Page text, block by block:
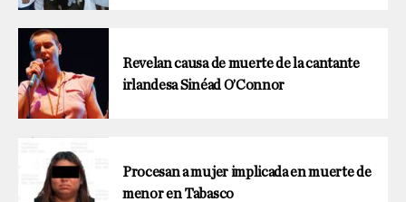
Revelan causa de muerte de la cantante
irlandesa Sinéad O’Connor
Procesan a mujer implicada en muerte de
menor en Tabasco